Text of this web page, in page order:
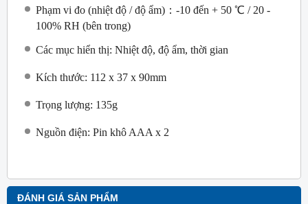
Phạm vi đo (nhiệt độ / độ ẩm)：-10 đến + 50 ℃ / 20 -
100% RH (bên trong)
Các mục hiển thị: Nhiệt độ, độ ẩm, thời gian
Kích thước: 112 x 37 x 90mm
Trọng lượng: 135g
Nguồn điện: Pin khô AAA x 2
ĐÁNH GIÁ SẢN PHẨM